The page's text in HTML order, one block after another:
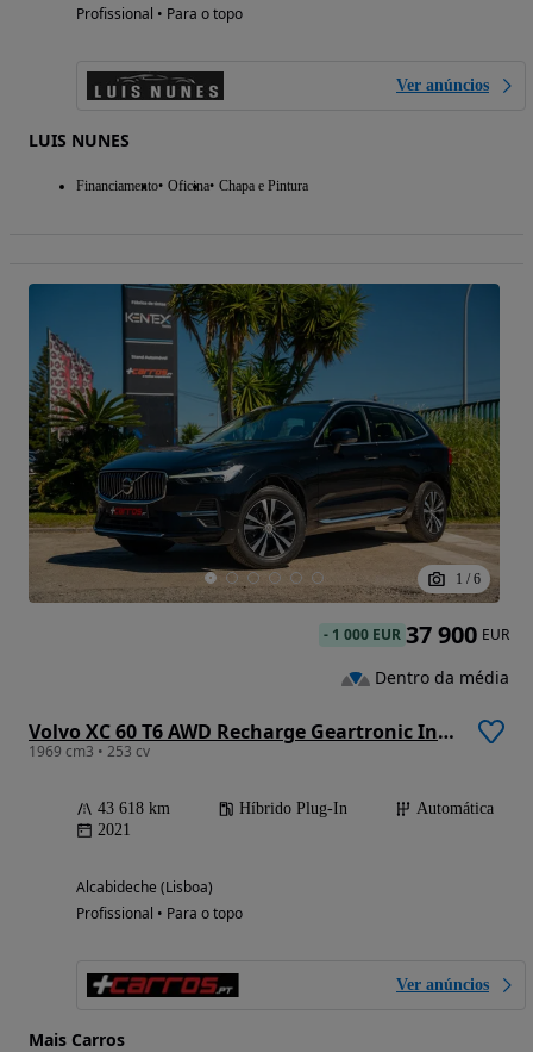
Profissional • Para o topo
Ver anúncios
LUIS NUNES
Financiamento Oficina Chapa e Pintura
1 / 6
Volvo XC 60 T6 AWD Recharge Geartronic Inscription Expression
1969 cm3 • 253 cv
43 618 km Híbrido Plug-In
Automática
2021
Alcabideche (Lisboa)
Profissional • Para o topo
Ver anúncios
Mais Carros
- 1 000 EUR 37 900 EUR
Dentro da média